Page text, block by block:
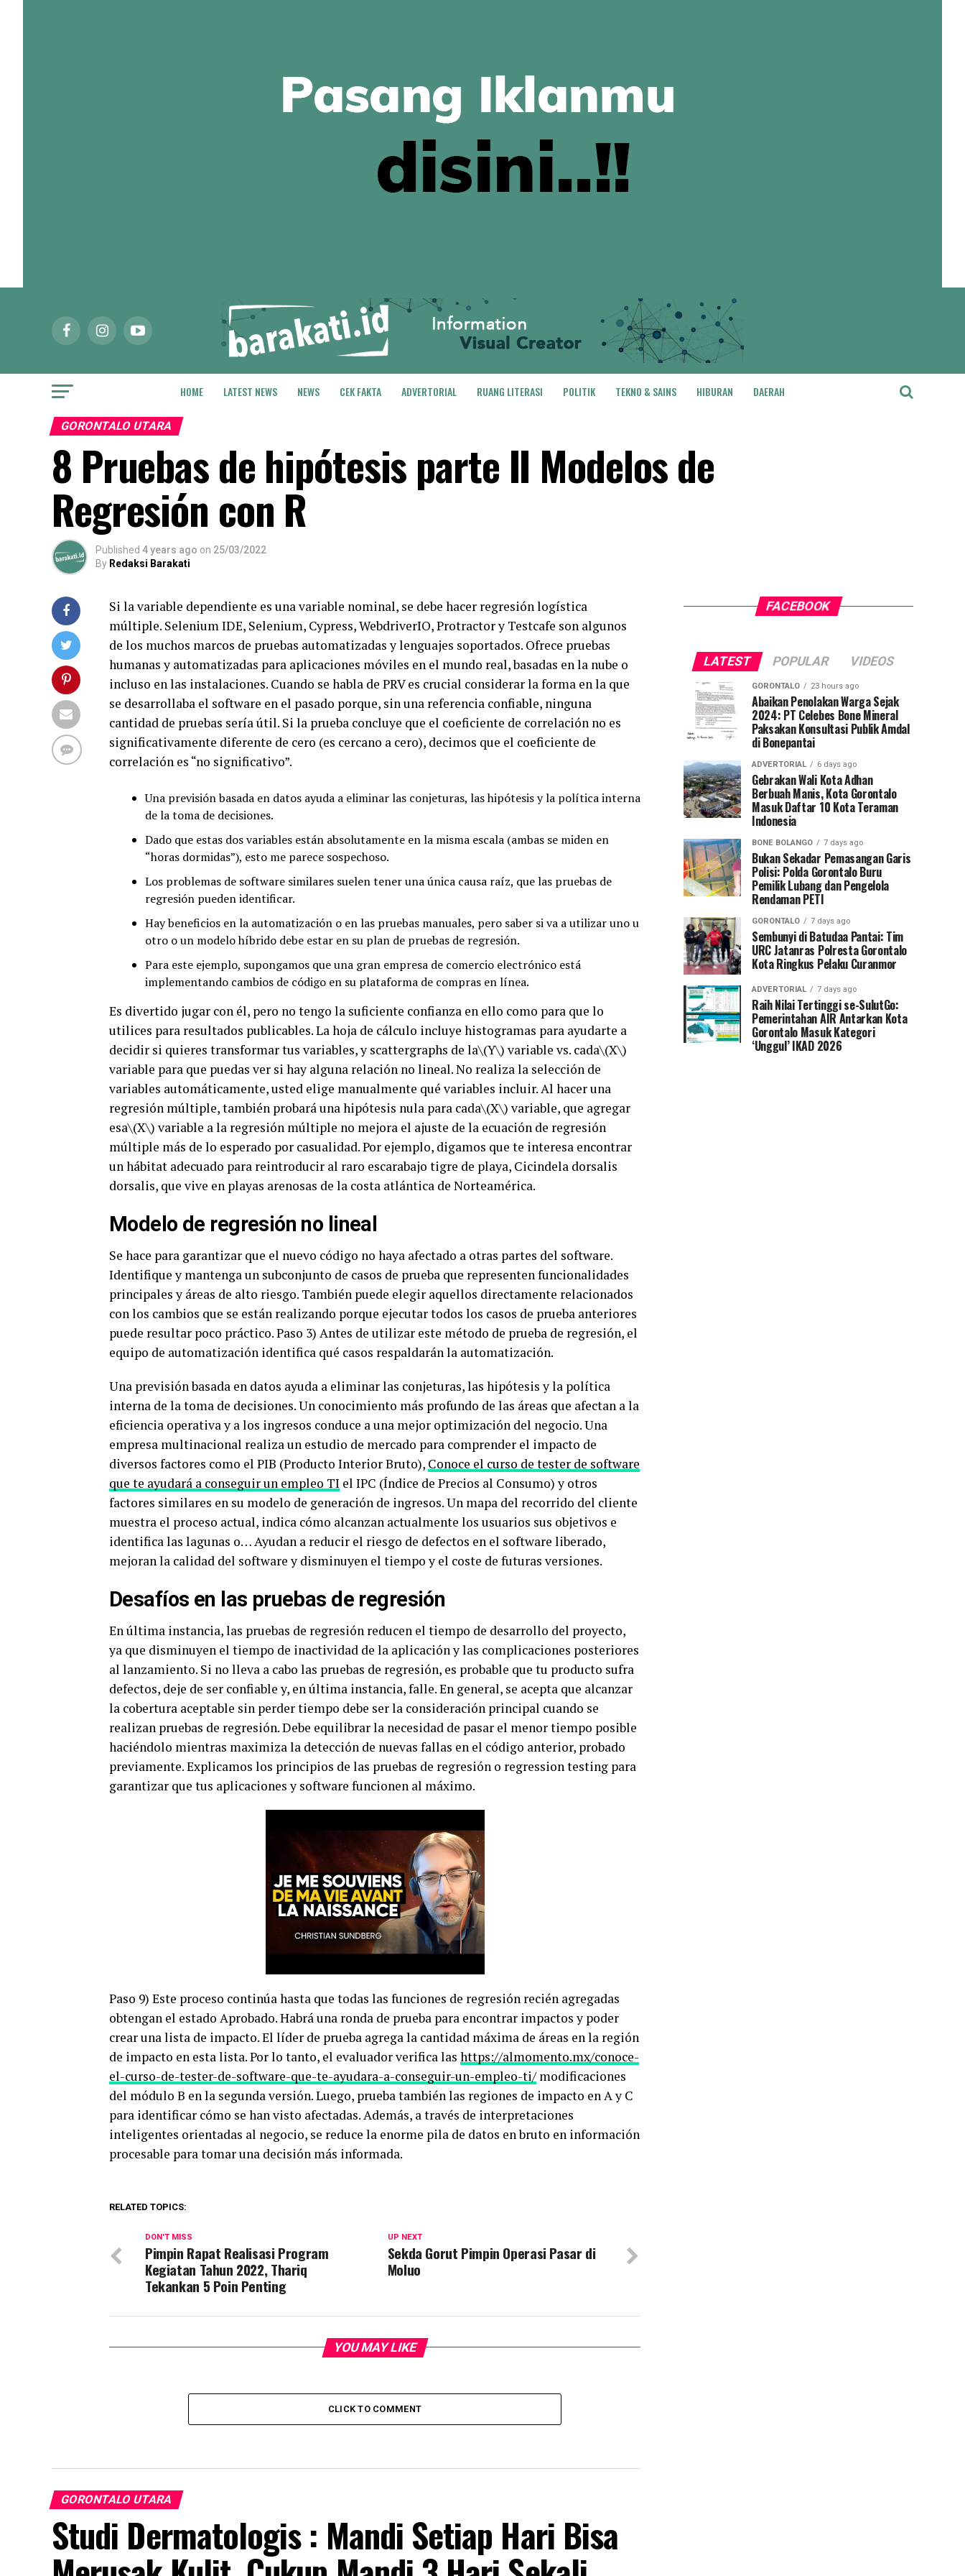
HOME LATEST NEWS NEWS CEK FAKTA ADVERTORIAL RUANG LITERASI POLITIK TEKNO & SAINS HIBURAN DAERAH
GORONTALO UTARA
8 Pruebas de hipótesis parte II Modelos de
Regresión con R
Published 4 years ago on 25/03/2022
By Redaksi Barakati
Si la variable dependiente es una variable nominal, se debe hacer regresión logística
múltiple. Selenium IDE, Selenium, Cypress, WebdriverIO, Protractor y Testcafe son algunos
de los muchos marcos de pruebas automatizadas y lenguajes soportados. Ofrece pruebas
humanas y automatizadas para aplicaciones móviles en el mundo real, basadas en la nube o
incluso en las instalaciones. Cuando se habla de PRV es crucial considerar la forma en la que
se desarrollaba el software en el pasado porque, sin una referencia confiable, ninguna
cantidad de pruebas sería útil. Si la prueba concluye que el coeficiente de correlación no es
significativamente diferente de cero (es cercano a cero), decimos que el coeficiente de
correlación es “no significativo”.
Una previsión basada en datos ayuda a eliminar las conjeturas, las hipótesis y la política interna
de la toma de decisiones.
Dado que estas dos variables están absolutamente en la misma escala (ambas se miden en
“horas dormidas”), esto me parece sospechoso.
Los problemas de software similares suelen tener una única causa raíz, que las pruebas de
regresión pueden identificar.
Hay beneficios en la automatización o en las pruebas manuales, pero saber si va a utilizar uno u
otro o un modelo híbrido debe estar en su plan de pruebas de regresión.
Para este ejemplo, supongamos que una gran empresa de comercio electrónico está
implementando cambios de código en su plataforma de compras en línea.
Es divertido jugar con él, pero no tengo la suficiente confianza en ello como para que lo
utilices para resultados publicables. La hoja de cálculo incluye histogramas para ayudarte a
decidir si quieres transformar tus variables, y scattergraphs de la\(Y\) variable vs. cada\(X\)
variable para que puedas ver si hay alguna relación no lineal. No realiza la selección de
variables automáticamente, usted elige manualmente qué variables incluir. Al hacer una
regresión múltiple, también probará una hipótesis nula para cada\(X\) variable, que agregar
esa\(X\) variable a la regresión múltiple no mejora el ajuste de la ecuación de regresión
múltiple más de lo esperado por casualidad. Por ejemplo, digamos que te interesa encontrar
un hábitat adecuado para reintroducir al raro escarabajo tigre de playa, Cicindela dorsalis
dorsalis, que vive en playas arenosas de la costa atlántica de Norteamérica.
Modelo de regresión no lineal
Se hace para garantizar que el nuevo código no haya afectado a otras partes del software.
Identifique y mantenga un subconjunto de casos de prueba que representen funcionalidades
principales y áreas de alto riesgo. También puede elegir aquellos directamente relacionados
con los cambios que se están realizando porque ejecutar todos los casos de prueba anteriores
puede resultar poco práctico. Paso 3) Antes de utilizar este método de prueba de regresión, el
equipo de automatización identifica qué casos respaldarán la automatización.
Una previsión basada en datos ayuda a eliminar las conjeturas, las hipótesis y la política
interna de la toma de decisiones. Un conocimiento más profundo de las áreas que afectan a la
eficiencia operativa y a los ingresos conduce a una mejor optimización del negocio. Una
empresa multinacional realiza un estudio de mercado para comprender el impacto de
diversos factores como el PIB (Producto Interior Bruto), Conoce el curso de tester de software
que te ayudará a conseguir un empleo TI el IPC (Índice de Precios al Consumo) y otros
factores similares en su modelo de generación de ingresos. Un mapa del recorrido del cliente
muestra el proceso actual, indica cómo alcanzan actualmente los usuarios sus objetivos e
identifica las lagunas o… Ayudan a reducir el riesgo de defectos en el software liberado,
mejoran la calidad del software y disminuyen el tiempo y el coste de futuras versiones.
Desafíos en las pruebas de regresión
En última instancia, las pruebas de regresión reducen el tiempo de desarrollo del proyecto,
ya que disminuyen el tiempo de inactividad de la aplicación y las complicaciones posteriores
al lanzamiento. Si no lleva a cabo las pruebas de regresión, es probable que tu producto sufra
defectos, deje de ser confiable y, en última instancia, falle. En general, se acepta que alcanzar
la cobertura aceptable sin perder tiempo debe ser la consideración principal cuando se
realizan pruebas de regresión. Debe equilibrar la necesidad de pasar el menor tiempo posible
haciéndolo mientras maximiza la detección de nuevas fallas en el código anterior, probado
previamente. Explicamos los principios de las pruebas de regresión o regression testing para
garantizar que tus aplicaciones y software funcionen al máximo.
Paso 9) Este proceso continúa hasta que todas las funciones de regresión recién agregadas
obtengan el estado Aprobado. Habrá una ronda de prueba para encontrar impactos y poder
crear una lista de impacto. El líder de prueba agrega la cantidad máxima de áreas en la región
de impacto en esta lista. Por lo tanto, el evaluador verifica las https://almomento.mx/conoce-
el-curso-de-tester-de-software-que-te-ayudara-a-conseguir-un-empleo-ti/modificaciones
del módulo B en la segunda versión. Luego, prueba también las regiones de impacto en A y C
para identificar cómo se han visto afectadas. Además, a través de interpretaciones
inteligentes orientadas al negocio, se reduce la enorme pila de datos en bruto en información
procesable para tomar una decisión más informada.
RELATED TOPICS:
UP NEXT
Sekda Gorut Pimpin Operasi Pasar di
Moluo
DON'T MISS
Pimpin Rapat Realisasi Program
Kegiatan Tahun 2022, Thariq
Tekankan 5 Poin Penting
YOU MAY LIKE
CLICK TO COMMENT
GORONTALO UTARA
Studi Dermatologis : Mandi Setiap Hari Bisa
FACEBOOK
LATEST POPULAR VIDEOS
GORONTALO 23 hours ago
Abaikan Penolakan Warga Sejak
2024: PT Celebes Bone Mineral
Paksakan Konsultasi Publik Amdal
di Bonepantai
ADVERTORIAL 6 days ago
Gebrakan Wali Kota Adhan
Berbuah Manis, Kota Gorontalo
Masuk Daftar 10 Kota Teraman
Indonesia
BONE BOLANGO 7 days ago
Bukan Sekadar Pemasangan Garis
Polisi: Polda Gorontalo Buru
Pemilik Lubang dan Pengelola
Rendaman PETI
GORONTALO 7 days ago
Sembunyi di Batudaa Pantai: Tim
URC Jatanras Polresta Gorontalo
Kota Ringkus Pelaku Curanmor
ADVERTORIAL 7 days ago
Raih Nilai Tertinggi se-SulutGo:
Pemerintahan AIR Antarkan Kota
Gorontalo Masuk Kategori
‘Unggul’ IKAD 2026